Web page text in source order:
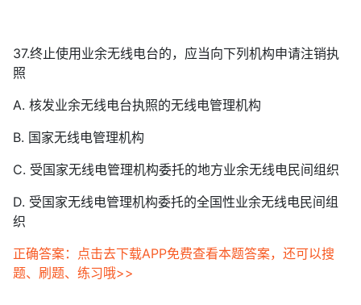
37.终止使用业余无线电台的，应当向下列机构申请注销执
照
A. 核发业余无线电台执照的无线电管理机构
B. 国家无线电管理机构
C. 受国家无线电管理机构委托的地方业余无线电民间组织
D. 受国家无线电管理机构委托的全国性业余无线电民间组
织
正确答案：点击去下载APP免费查看本题答案，还可以搜
题、刷题、练习哦>>